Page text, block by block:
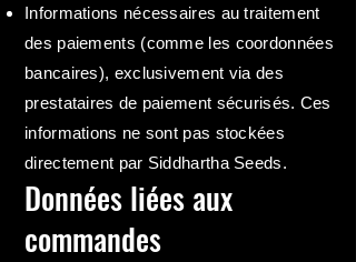
Informations nécessaires au traitement
des paiements (comme les coordonnées
bancaires), exclusivement via des
prestataires de paiement sécurisés. Ces
informations ne sont pas stockées
directement par Siddhartha Seeds.
Données liées aux
commandes